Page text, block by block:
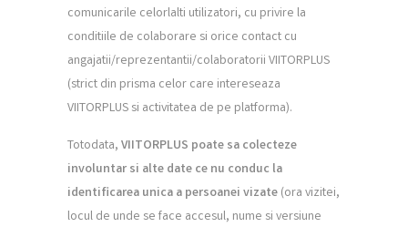
comunicarile celorlalti utilizatori, cu privire la
conditiile de colaborare si orice contact cu
angajatii/reprezentantii/colaboratorii VIITORPLUS
(strict din prisma celor care intereseaza
VIITORPLUS si activitatea de pe platforma).
Totodata, VIITORPLUS poate sa colecteze
involuntar si alte date ce nu conduc la
identificarea unica a persoanei vizate (ora vizitei,
locul de unde se face accesul, nume si versiune